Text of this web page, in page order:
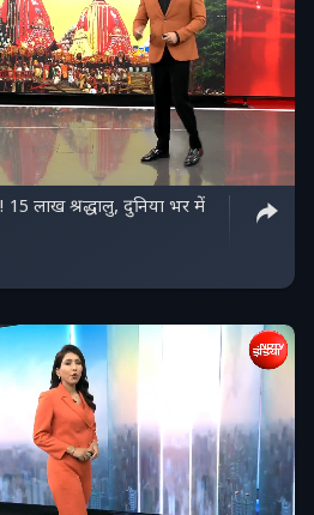
लाख श्रद्धालु, दुनिया भर में